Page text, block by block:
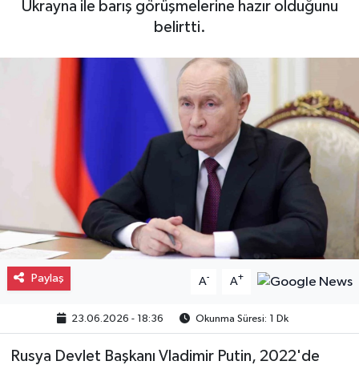
Ukrayna ile barış görüşmelerine hazır olduğunu
belirtti.
Paylaş A- A+
23.06.2026 - 18:36 Okunma Süresi: 1 Dk
Rusya Devlet Başkanı Vladimir Putin, 2022'de
Eğitim